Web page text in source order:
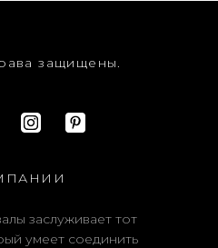
защищены.
заслуживает тот
умеет соединить